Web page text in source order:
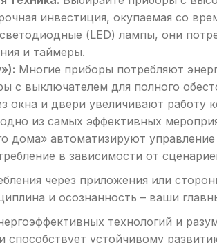
инвестиция, окупаемая со
(LED) лампы, они
и таймеры.
Многие приборы потребляют
с выключателем для полного
окна и двери увеличивают работу
из самых эффективных
дома» автоматизируют
в зависимости от
через приложения или
и осознанность – ваши
технологий и
способствует устойчивому